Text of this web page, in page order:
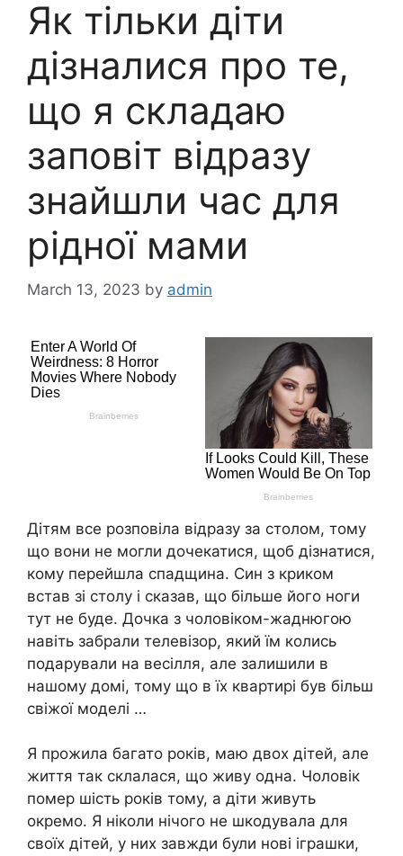
Як тільки діти
дізналися про те,
що я складаю
заповіт відразу
знайшли час для
рідної мами
March 13, 2023 by admin
Дітям все розповіла відразу за столом, тому
що вони не могли дочекатися, щоб дізнатися,
кому перейшла спадщина. Син з криком
встав зі столу і сказав, що більше його ноги
тут не буде. Дочка з чоловіком-жаднюгою
навіть забрали телевізор, який їм колись
подарували на весілля, але залишили в
нашому домі, тому що в їх квартирі був більш
свіжої моделі …
Я прожила багато років, маю двох дітей, але
життя так склалася, що живу одна. Чоловік
помер шість років тому, a діти живуть
окремо. Я ніколи нічого не шкодувала для
своїх дітей, у них завжди були нові іграшки,